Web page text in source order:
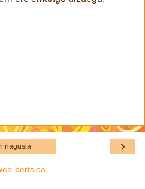
›
nagusia
bertsioa